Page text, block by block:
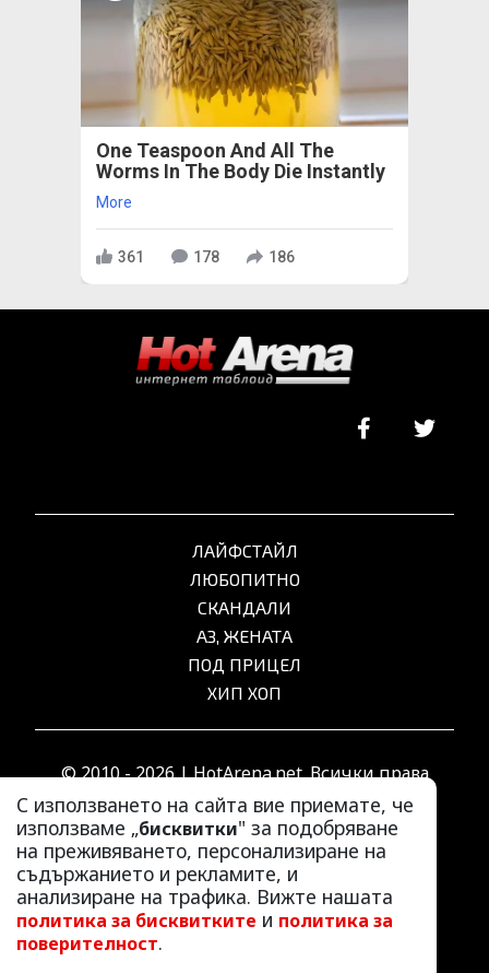
One Teaspoon And All The
Worms In The Body Die Instantly
More
361 178 186
С използването на сайта вие приемате, че
използваме „бисквитки" за подобряване
на преживяването, персонализиране на
съдържанието и рекламите, и
анализиране на трафика. Вижте нашата
политика за бисквитките и политика за
поверителност.
ЛАЙФСТАЙЛ
ЛЮБОПИТНО
СКАНДАЛИ
АЗ, ЖЕНАТА
ПОД ПРИЦЕЛ
ХИП ХОП
© 2010 - 2026 | HotArena.net. Всички права
запазени.
РЕКЛАМА
КОНТАКТИ
ОБЩИ УСЛОВИЯ
ПОЛИТИКА ЗА ПОВЕРИТЕЛНОСТ